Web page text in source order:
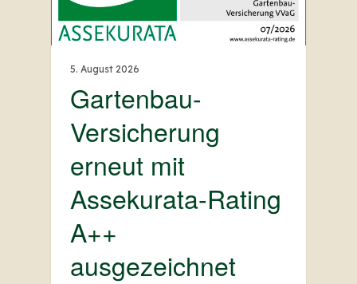
5. August 2026
Gartenbau-
Versicherung
erneut mit
Assekurata-Rating
A++
ausgezeichnet